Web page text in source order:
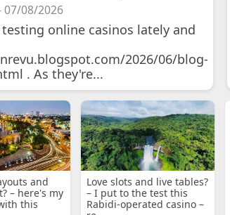
07/08/2026
online casinos lately and
2026/06/blog-
. As they're...
and
– here's my
this
Love slots and live tables?
– I put to the test this
Rabidi-operated casino –